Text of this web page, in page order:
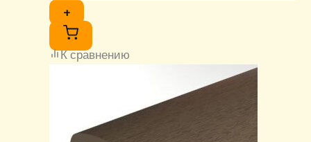
+
К сравнению